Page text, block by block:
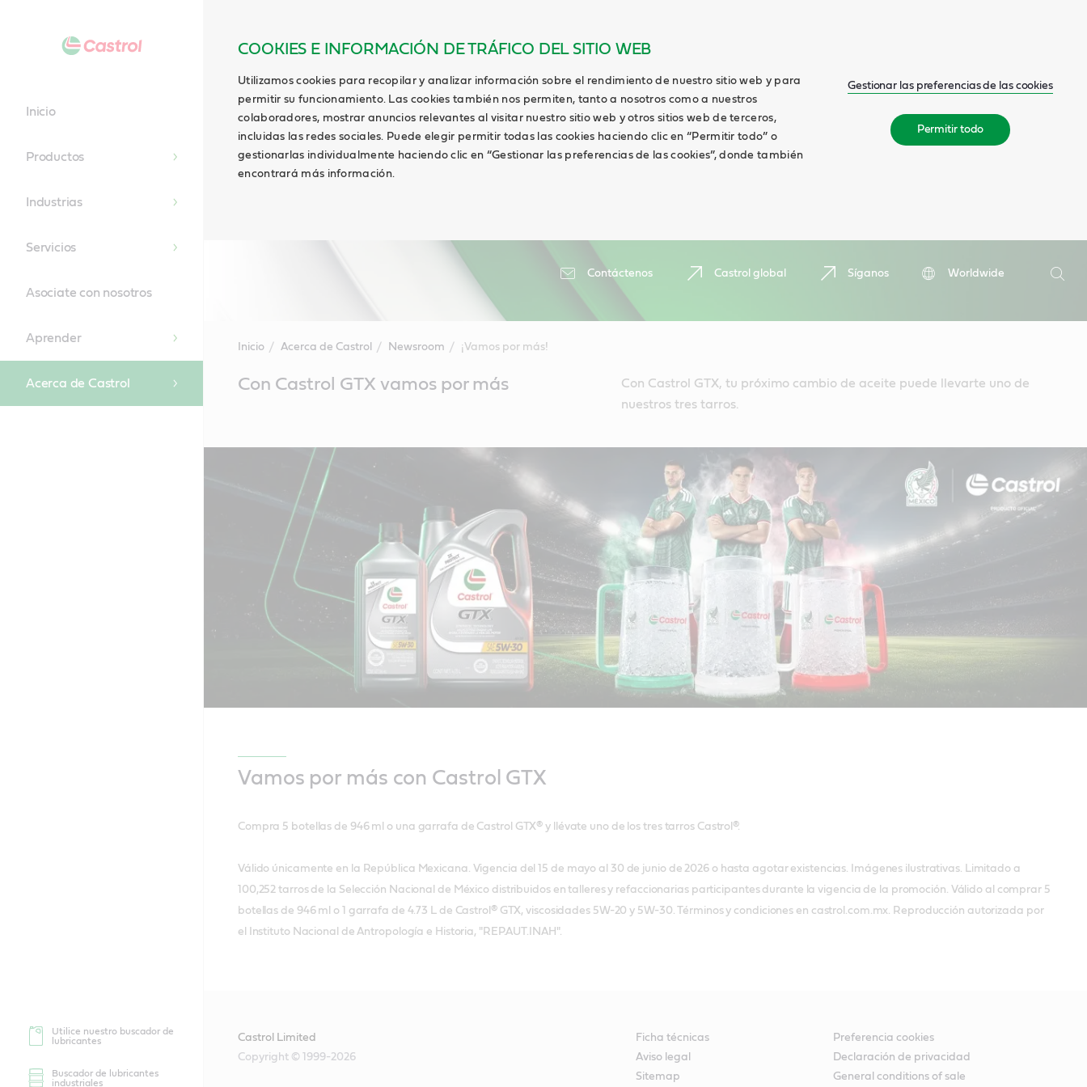
COOKIES E INFORMACIÓN DE TRÁFICO DEL SITIO WEB
Utilizamos cookies para recopilar y analizar información sobre el rendimiento de nuestro sitio web y para
permitir su funcionamiento. Las cookies también nos permiten, tanto a nosotros como a nuestros
colaboradores, mostrar anuncios relevantes al visitar nuestro sitio web y otros sitios web de terceros,
incluidas las redes sociales. Puede elegir permitir todas las cookies haciendo clic en “Permitir todo” o
gestionarlas individualmente haciendo clic en “Gestionar las preferencias de las cookies”, donde también
encontrará más información.
Gestionar las preferencias de las cookies
Permitir todo
Contáctenos Castrol global Síganos
Worldwide
Buscar
Inicio
Productos
Industrias
Servicios
Asociate con nosotros
Aprender
Acerca de Castrol
Utilice nuestro buscador de
lubricantes
Buscador de lubricantes
industriales
Inicio Acerca de Castrol Newsroom ¡Vamos por más!
ContentCon Castrol GTX vamos por más
Con Castrol GTX, tu próximo cambio de aceite puede llevarte uno de
nuestros tres tarros.
Vamos por más con Castrol GTX
Compra 5 botellas de 946 ml o una garrafa de Castrol GTX® y llévate uno de los tres tarros Castrol®.
Válido únicamente en la República Mexicana. Vigencia del 15 de mayo al 30 de junio de 2026 o hasta agotar existencias. Imágenes ilustrativas. Limitado a
100,252 tarros de la Selección Nacional de México distribuidos en talleres y refaccionarias participantes durante la vigencia de la promoción. Válido al comprar 5
botellas de 946 ml o 1 garrafa de 4.73 L de Castrol® GTX, viscosidades 5W-20 y 5W-30. Términos y condiciones en castrol.com.mx. Reproducción autorizada por
el Instituto Nacional de Antropología e Historia, "REP.AUT.INAH".
Castrol Limited
Copyright © 1999-2026
Ficha técnicas
Preferencia cookies
Aviso legal
Declaración de privacidad
Sitemap
General conditions of sale